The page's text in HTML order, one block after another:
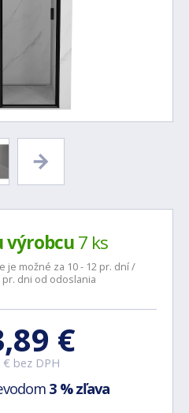
výrobcu7 ks
je možné za 10 - 12 pr. dní /
dni od odoslania
€
€ bez DPH
3 % zľava